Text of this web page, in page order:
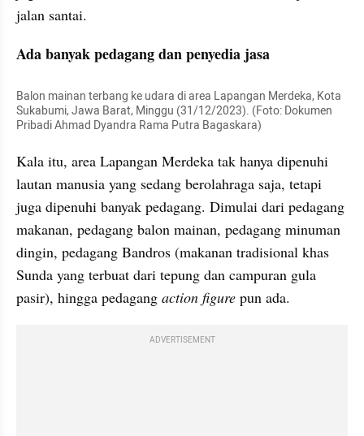
jalan santai.
Ada banyak pedagang dan penyedia jasa
Balon mainan terbang ke udara di area Lapangan Merdeka, Kota
Sukabumi, Jawa Barat, Minggu (31/12/2023). (Foto: Dokumen
Pribadi Ahmad Dyandra Rama Putra Bagaskara)
Kala itu, area Lapangan Merdeka tak hanya dipenuhi
lautan manusia yang sedang berolahraga saja, tetapi
juga dipenuhi banyak pedagang. Dimulai dari pedagang
makanan, pedagang balon mainan, pedagang minuman
dingin, pedagang Bandros (makanan tradisional khas
Sunda yang terbuat dari tepung dan campuran gula
pasir), hingga pedagang action figure pun ada.
ADVERTISEMENT